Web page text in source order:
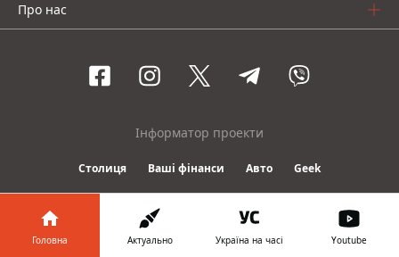
Про нас
Інформатор проекти
Столиця Ваші фінанси Авто Geek
© 2016-2026 Informator
Головна Актуально Україна на часі Youtube